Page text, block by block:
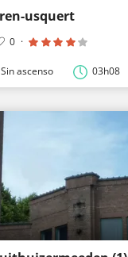
usquert
0 ·
Sin ascenso 03h08